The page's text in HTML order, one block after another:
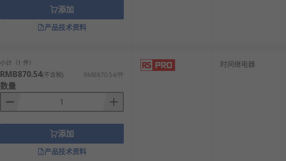
添加
产品技术资料
小计（1 件）
RMB870.54(不含税) RMB870.54/件
数量
添加
产品技术资料
时间继电器